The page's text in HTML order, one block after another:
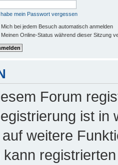
mein Passwort vergessen
Mich bei jedem Besuch automatisch anmelden
Meinen Online-Status während dieser Sitzung
Forum
ist in
weitere